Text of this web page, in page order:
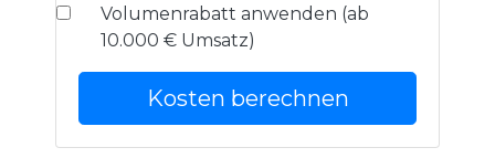
Volumenrabatt anwenden (ab
10.000 € Umsatz)
Kosten berechnen